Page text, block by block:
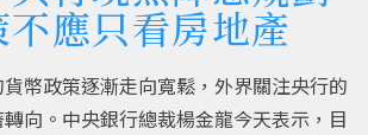
應只看房地產
幣政策逐漸走向寬鬆，外界關注央行的
向。中央銀行總裁楊金龍今天表示，目